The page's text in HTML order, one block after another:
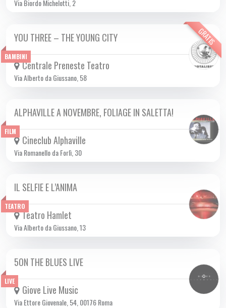
Via Biordo Michelotti, 2
BAMBINI
GRATIS
DA VEN 29/09 A DOM 26/11 2023
YOU THREE – THE YOUNG CITY
Centrale Preneste Teatro
Via Alberto da Giussano, 58
FILM
DA GIO 02/11 A DOM 26/11 2023
ALPHAVILLE A NOVEMBRE, FOLIAGE IN SALETTA!
Cineclub Alphaville
Via Romanello da Forlì, 30
TEATRO
DA GIO 23/11 A DOM 26/11 2023
IL SELFIE E L’ANIMA
Teatro Hamlet
Via Alberto da Giussano, 13
LIVE
VEN 24/11 2023
5ON THE BLUES LIVE
Giove Live Music
Via Ettore Giovenale, 54, 00176 Roma